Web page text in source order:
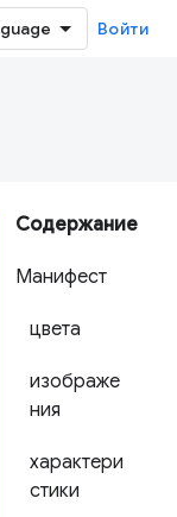
Войти
Содержание
Манифест
цвета
изображе
ния
характери
стики